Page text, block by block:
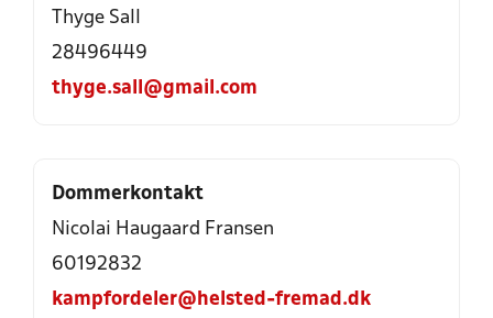
Thyge Sall
28496449
thyge.sall@gmail.com
Dommerkontakt
Nicolai Haugaard Fransen
60192832
kampfordeler@helsted-fremad.dk